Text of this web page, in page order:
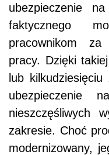
ubezpieczenie
faktycznego
pracownikom za
pracy. Dzięki
lub kilkudziesięciu
nieszczęśliwych
zakresie. Choć
modernizowany,